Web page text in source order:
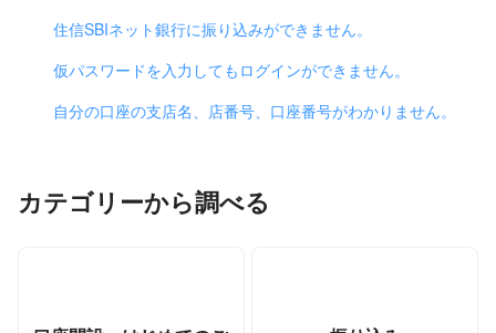
住信SBIネット銀行に振り込みができません。
仮パスワードを入力してもログインができません。
自分の口座の支店名、店番号、口座番号がわかりません。
カテゴリーから調べる